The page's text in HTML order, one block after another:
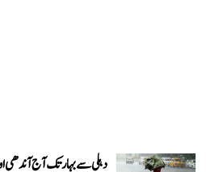
دہلی سے بہار تک آج آندھی